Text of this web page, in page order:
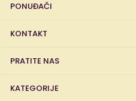
PONUĐAČI
KONTAKT
PRATITE NAS
KATEGORIJE